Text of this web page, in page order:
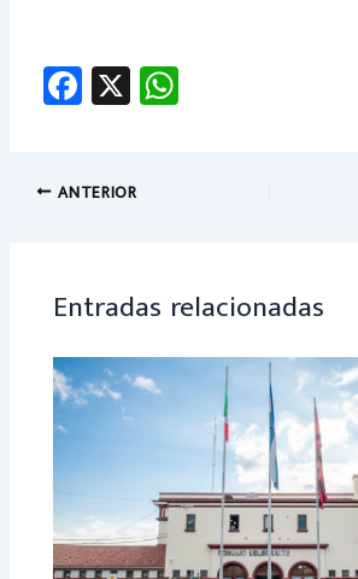
Fa
ce
o
X
ANTERIOR
Entradas relacionadas